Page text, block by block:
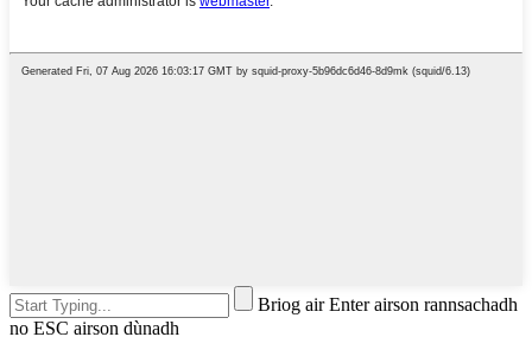
Briog air Enter airson rannsachadh
no ESC airson dùnadh